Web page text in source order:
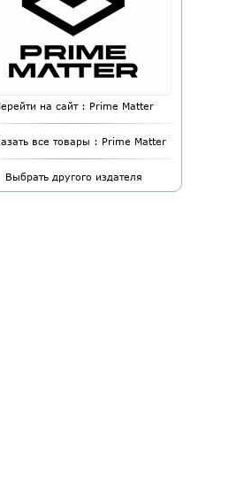
на сайт : Prime Matter
все товары : Prime Matter
Выбрать другого издателя